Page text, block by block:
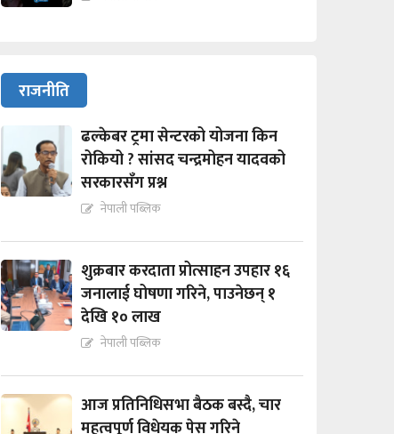
राजनीति
ढल्केबर ट्रमा सेन्टरको योजना किन
रोकियो ? सांसद चन्द्रमोहन यादवको
सरकारसँग प्रश्न
नेपाली पब्लिक
शुक्रबार करदाता प्रोत्साहन उपहार १६
जनालाई घोषणा गरिने, पाउनेछन् १
देखि १० लाख
नेपाली पब्लिक
आज प्रतिनिधिसभा बैठक बस्दै, चार